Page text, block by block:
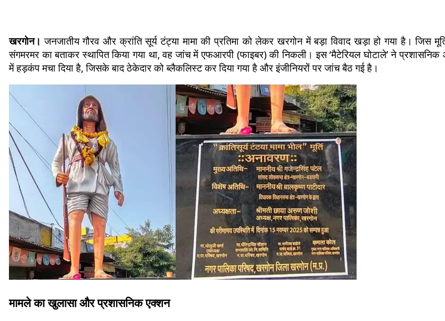
खरगोन। जनजातीय गौरव और क्रांति सूर्य टंट्या मामा की प्रतिमा को लेकर खरगोन में बड़ा विवाद खड़ा हो गया है। जिस
संगमरमर का बताकर स्थापित किया गया था, वह जांच में एफआरपी (फाइबर) की निकली। इस ‘मैटेरियल घोटाले’ ने
में हड़कंप मचा दिया है, जिसके बाद ठेकेदार को ब्लैकलिस्ट कर दिया गया है और इंजीनियरों पर जांच बैठ गई है।
मामले का खुलासा और प्रशासनिक एक्शन